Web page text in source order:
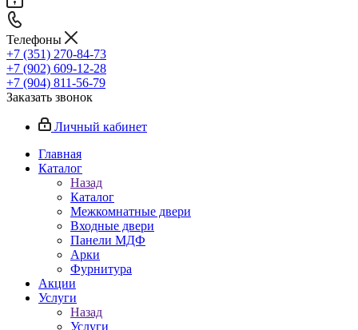
Телефоны
+7 (351) 270-84-73
+7 (902) 609-12-28
+7 (904) 811-56-79
Заказать звонок
Личный кабинет
Главная
Каталог
Назад
Каталог
Межкомнатные двери
Входные двери
Панели МДФ
Арки
Фурнитура
Акции
Услуги
Назад
Услуги